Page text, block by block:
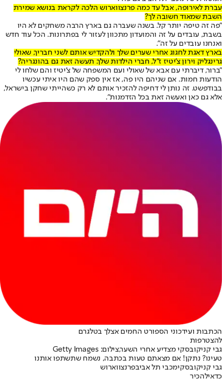
עברת לאירופה, אבל עד כמה פרנצווארוש הלכה לקראת בנושא שמירת
השבת שמאוד חשובה לך?
"פה זה טיפה יותר קל. בשנה שעברה גם בארץ הרבה משחקים לא היו
בשבת, עובדים על זה והמועדון מתכוון לעזור לי בפתרונות. הכל עוד חדש
ואנחנו עובדים על זה".
בארץ דאגת לחגוג אחרי שערים שלך ולהקדיש אותם לשני חבריך, שאולי
גרינגליק וירון צ'יטיז ז"ל, חברי הילדות שלך. תעשה זאת גם בהונגריה?
"ברור, דיברתי עם אבא של שאולי ועם המשפחה של צ'יטיז והם שלחו לי
הודעות חמות. אם שניהם היו פה, אז אין ספק שהם היו איתי עכשיו
בבודפשט. זה נותן לי דחיפה להזכיר אותם לא רק כשהייתי שחקן בישראל,
אלא גם כאן ואעשה זאת בכל הזדמנות".
הכתבות ועידכוני הספורט החמים אצלך בטלגרם
להצטרפות
גבי קניקובסקי מצדיע אחרי השער,צילום: Getty Images
טעינו? נתקן! אם מצאתם טעות בכתבה, נשמח שתשתפו אותנו
גבי קניקובסקימכבי תל אביבפרנצווארוש
כדאילהכיר